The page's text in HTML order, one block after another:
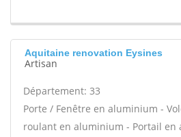
Aquitaine renovation Eysines
Artisan
Département: 33
Porte / Fenêtre en aluminium -
roulant en aluminium - Portail en